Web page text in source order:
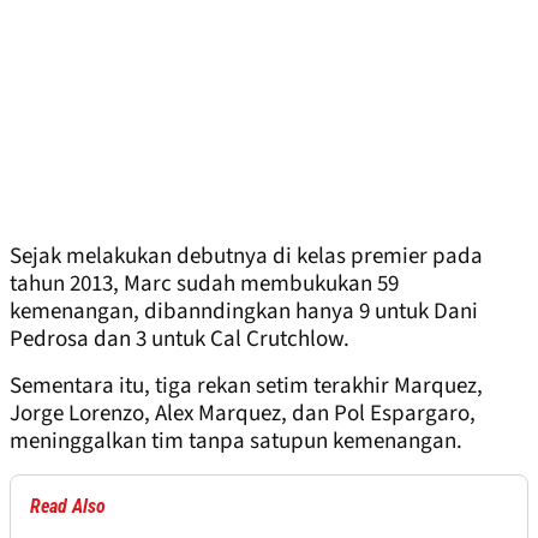
Sejak melakukan debutnya di kelas premier pada
tahun 2013, Marc sudah membukukan 59
kemenangan, dibanndingkan hanya 9 untuk Dani
Pedrosa dan 3 untuk Cal Crutchlow.
Sementara itu, tiga rekan setim terakhir Marquez,
Jorge Lorenzo, Alex Marquez, dan Pol Espargaro,
meninggalkan tim tanpa satupun kemenangan.
Read Also